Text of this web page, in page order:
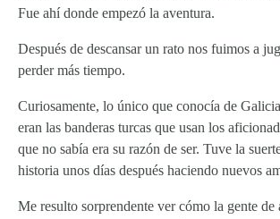
Fue ahí donde empezó la aventura.
Después de descansar un rato nos fuimos a
perder más tiempo.
Curiosamente, lo único que conocía de
eran las banderas turcas que usan los
que no sabía era su razón de ser. Tuve la
historia unos días después haciendo nuevos
Me resulto sorprendente ver cómo la gente de